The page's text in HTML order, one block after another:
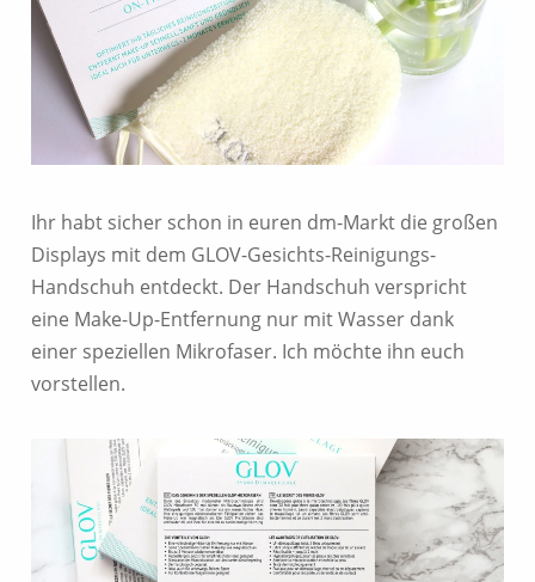
Ihr habt sicher schon in euren dm-Markt die großen
Displays mit dem GLOV-Gesichts-Reinigungs-
Handschuh entdeckt. Der Handschuh verspricht
eine Make-Up-Entfernung nur mit Wasser dank
einer speziellen Mikrofaser. Ich möchte ihn euch
vorstellen.